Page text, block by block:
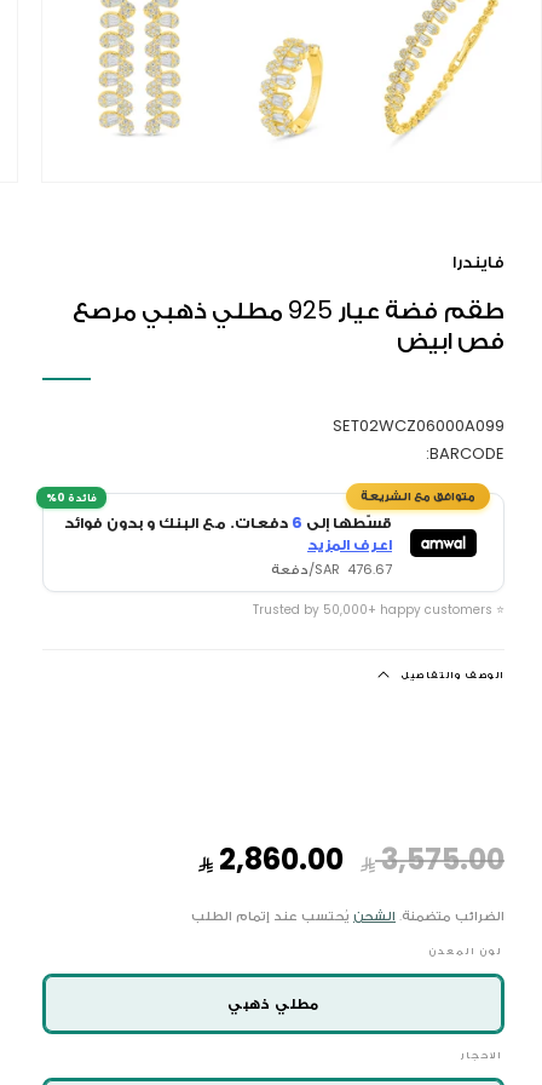
فايندرا
طقم فضة عيار 925 مطلي ذهبي مرصع
فص ابيض
SET02WCZ06000A099
BARCODE:
قسّطها إلى 6 دفعات. مع البنك و بدون فوائد
اعرف المزيد
476.67 SAR/دفعة
⭐ Trusted by 50,000+ happy customers
الوصف والتفاصيل
السعر
3,575.00
سعر
2,860.00
الضرائب متضمنة. الشحن يُحتسب عند إتمام الطلب
لون المعدن
مطلي ذهبي
الاحجار